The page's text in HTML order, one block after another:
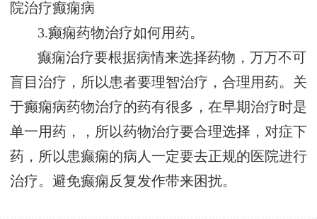
院治疗癫痫病
3.癫痫药物治疗如何用药。
癫痫治疗要根据病情来选择药物，万万不可
盲目治疗，所以患者要理智治疗，合理用药。关
于癫痫病药物治疗的药有很多，在早期治疗时是
单一用药，，所以药物治疗要合理选择，对症下
药，所以患癫痫的病人一定要去正规的医院进行
治疗。避免癫痫反复发作带来困扰。